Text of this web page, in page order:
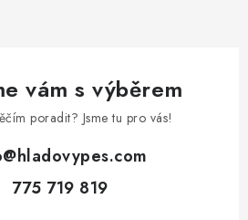
vám s výběrem
poradit? Jsme tu pro vás!
@hladovypes.com
775 719 819